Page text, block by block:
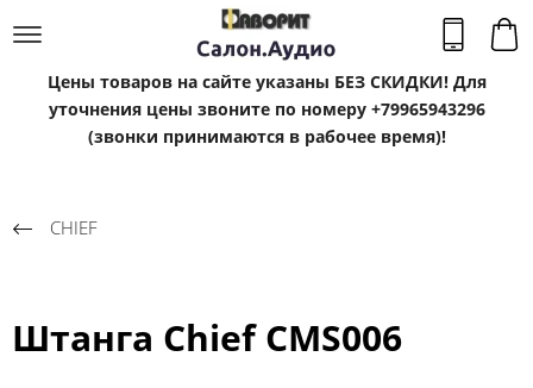
Цены товаров на сайте указаны БЕЗ СКИДКИ! Для
уточнения цены звоните по номеру +79965943296
(звонки принимаются в рабочее время)!
CHIEF
Штанга Chief CMS006